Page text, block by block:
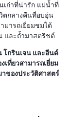
เก่าที่น่ารัก แม่น้ำที่
ตกลางคืนที่อบอุ่น
มารถเยี่ยมชมได้
และถ้ำมาสตริชต์
โกรินเจน และอีนด์
เที่ยวสามารถเยี่ยม
ของประวัติศาสตร์